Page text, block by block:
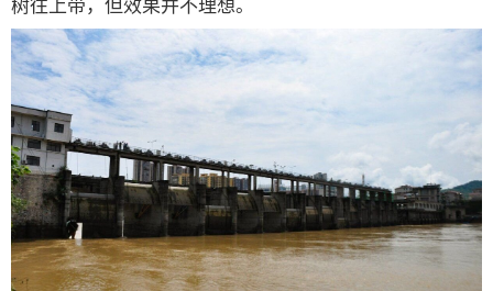
树往上带，但效果并不理想。